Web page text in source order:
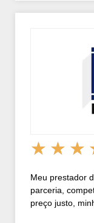
★ ★ ★
Meu prestador
parceria,
preço justo,